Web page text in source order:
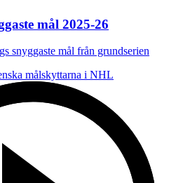
mål 2025-26
snyggaste mål från grundserien